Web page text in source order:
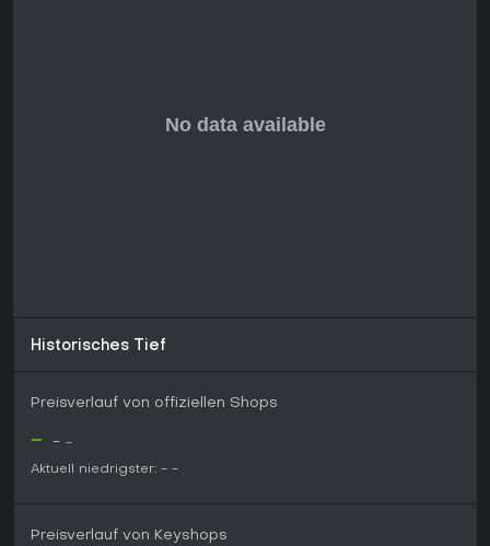
experimentieren Spaß macht. Bei Affinität zu Kartenkämpfen
Historisches Tief
Preisverlauf von offiziellen Shops
- - -
Aktuell niedrigster: - -
Preisverlauf von Keyshops